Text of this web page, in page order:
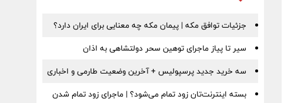
جزئیات توافق مکه | پیمان مکه چه معنایی برای ایران دارد؟
سیر تا پیاز ماجرای توهین سحر دولتشاهی به اذان
سه خرید جدید پرسپولیس + آخرین وضعیت طارمی و اخباری
بسته اینترنت‌تان زود تمام می‌شود؟ | ماجرای زود تمام شدن